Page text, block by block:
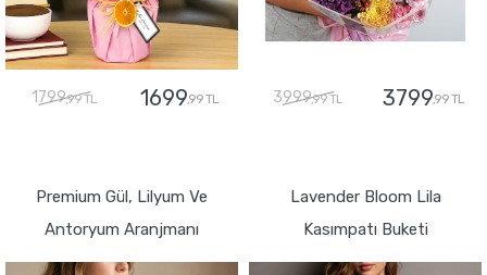
1799,99 TL 1699,99 TL 3999,99 TL 3799,99 TL
Premium Gül, Lilyum Ve
Antoryum Aranjmanı
Lavender Bloom Lila
Kasımpatı Buketi